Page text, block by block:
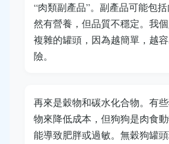
“肉類副產品”。副產品可能包
然有營養，但品質不穩定。我
複雜的罐頭，因為越簡單，越
險。
再來是穀物和碳水化合物。有
物來降低成本，但狗狗是肉食
能導致肥胖或過敏。無穀狗罐